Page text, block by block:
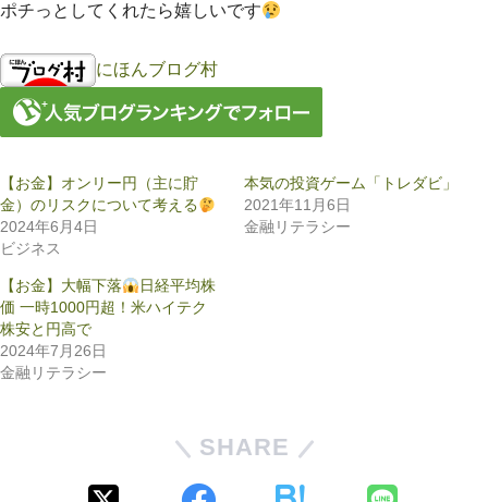
ポチっとしてくれたら嬉しいです
にほんブログ村
【お金】オンリー円（主に貯
金）のリスクについて考える
2024年6月4日
ビジネス
本気の投資ゲーム「トレダビ」
2021年11月6日
金融リテラシー
【お金】大幅下落
日経平均株
価 一時1000円超！米ハイテク
株安と円高で
2024年7月26日
金融リテラシー
SHARE